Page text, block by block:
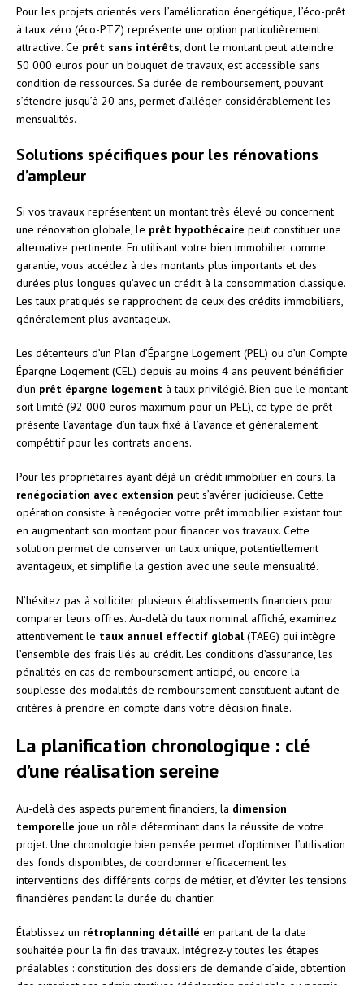
Pour les projets orientés vers l’amélioration énergétique, l’éco-prêt
à taux zéro (éco-PTZ) représente une option particulièrement
attractive. Ce prêt sans intérêts , dont le montant peut atteindre
50 000 euros pour un bouquet de travaux, est accessible sans
condition de ressources. Sa durée de remboursement, pouvant
s’étendre jusqu’à 20 ans, permet d’alléger considérablement les
mensualités.
Solutions spécifiques pour les rénovations
d’ampleur
Si vos travaux représentent un montant très élevé ou concernent
une rénovation globale, le prêt hypothécaire peut constituer une
alternative pertinente. En utilisant votre bien immobilier comme
garantie, vous accédez à des montants plus importants et des
durées plus longues qu’avec un crédit à la consommation classique.
Les taux pratiqués se rapprochent de ceux des crédits immobiliers,
généralement plus avantageux.
Les détenteurs d’un Plan d’Épargne Logement (PEL) ou d’un Compte
Épargne Logement (CEL) depuis au moins 4 ans peuvent bénéficier
d’un prêt épargne logement à taux privilégié. Bien que le montant
soit limité (92 000 euros maximum pour un PEL), ce type de prêt
présente l’avantage d’un taux fixé à l’avance et généralement
compétitif pour les contrats anciens.
Pour les propriétaires ayant déjà un crédit immobilier en cours, la
renégociation avec extension peut s’avérer judicieuse. Cette
opération consiste à renégocier votre prêt immobilier existant tout
en augmentant son montant pour financer vos travaux. Cette
solution permet de conserver un taux unique, potentiellement
avantageux, et simplifie la gestion avec une seule mensualité.
N’hésitez pas à solliciter plusieurs établissements financiers pour
comparer leurs offres. Au-delà du taux nominal affiché, examinez
attentivement le taux annuel effectif global(TAEG) qui intègre
l’ensemble des frais liés au crédit. Les conditions d’assurance, les
pénalités en cas de remboursement anticipé, ou encore la
souplesse des modalités de remboursement constituent autant de
critères à prendre en compte dans votre décision finale.
La planification chronologique : clé
d’une réalisation sereine
Au-delà des aspects purement financiers, la dimension
temporelle joue un rôle déterminant dans la réussite de votre
projet. Une chronologie bien pensée permet d’optimiser l’utilisation
des fonds disponibles, de coordonner efficacement les
interventions des différents corps de métier, et d’éviter les tensions
financières pendant la durée du chantier.
Établissez un rétroplanning détaillé en partant de la date
souhaitée pour la fin des travaux. Intégrez-y toutes les étapes
préalables : constitution des dossiers de demande d’aide, obtention